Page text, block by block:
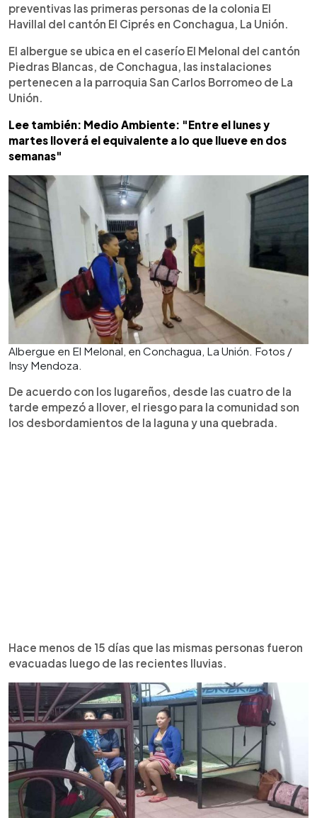
preventivas las primeras personas de la colonia El
Havillal del cantón El Ciprés en Conchagua, La Unión.
El albergue se ubica en el caserío El Melonal del cantón
Piedras Blancas, de Conchagua, las instalaciones
pertenecen a la parroquia San Carlos Borromeo de La
Unión.
Lee también: Medio Ambiente: "Entre el lunes y
martes lloverá el equivalente a lo que llueve en dos
semanas"
Albergue en El Melonal, en Conchagua, La Unión. Fotos /
Insy Mendoza.
De acuerdo con los lugareños, desde las cuatro de la
tarde empezó a llover, el riesgo para la comunidad son
los desbordamientos de la laguna y una quebrada.
Hace menos de 15 días que las mismas personas fueron
evacuadas luego de las recientes lluvias.